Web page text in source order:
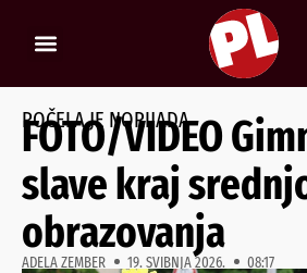
POČELA JE NORIJADA
FOTO/VIDEO
slave kraj
obrazovanja
ADELA ZEMBER 19. SVIBNJA 2026. 08:17